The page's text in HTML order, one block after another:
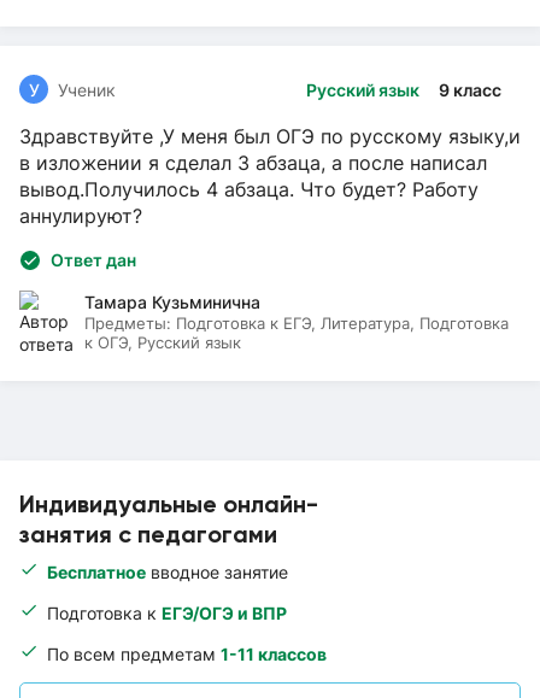
Индивидуальные онлайн-
занятия с педагогами
Бесплатное вводное занятие
Подготовка к ЕГЭ/ОГЭ и ВПР
По всем предметам 1-11 классов
Русский язык 9 класс
У Ученик
Здравствуйте ,У меня был ОГЭ по русскому языку,и
в изложении я сделал 3 абзаца, а после написал
вывод.Получилось 4 абзаца. Что будет? Работу
аннулируют?
Ответ дан
Тамара Кузьминична
Предметы: Подготовка к ЕГЭ, Литература, Подготовка
к ОГЭ, Русский язык